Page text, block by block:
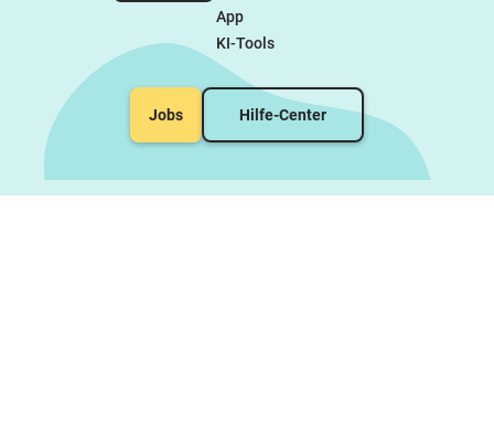
App
KI-Tools
Jobs Hilfe-Center